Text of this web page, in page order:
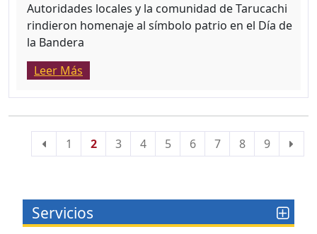
Autoridades locales y la comunidad de Tarucachi
rindieron homenaje al símbolo patrio en el Día de
la Bandera
Leer Más
1 2 3 4 5 6 7 8 9
Servicios